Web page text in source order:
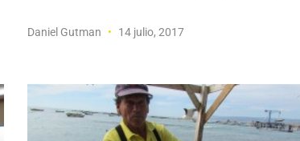
Daniel Gutman 14 julio, 2017